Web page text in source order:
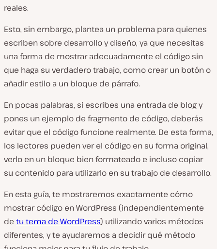
reales.
Esto, sin embargo, plantea un problema para quienes
escriben sobre desarrollo y diseño, ya que necesitas
una forma de mostrar adecuadamente el código sin
que haga su verdadero trabajo, como crear un botón o
añadir estilo a un bloque de párrafo.
En pocas palabras, si escribes una entrada de blog y
pones un ejemplo de fragmento de código, deberás
evitar que el código funcione realmente. De esta forma,
los lectores pueden ver el código en su forma original,
verlo en un bloque bien formateado e incluso copiar
su contenido para utilizarlo en su trabajo de desarrollo.
En esta guía, te mostraremos exactamente cómo
mostrar código en WordPress (independientemente
de tu tema de WordPress) utilizando varios métodos
diferentes, y te ayudaremos a decidir qué método